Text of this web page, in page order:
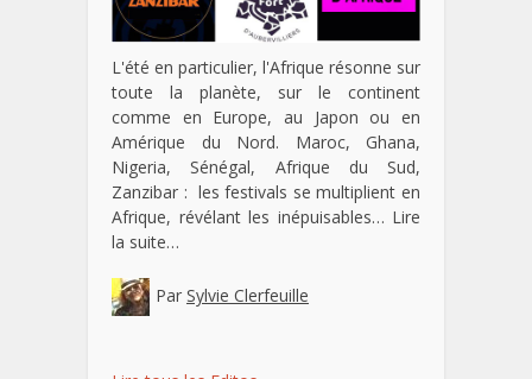
L'été en particulier, l'Afrique résonne sur
toute la planète, sur le continent
comme en Europe, au Japon ou en
Amérique du Nord. Maroc, Ghana,
Nigeria, Sénégal, Afrique du Sud,
Zanzibar : les festivals se multiplient en
Afrique, révélant les inépuisables… Lire
la suite…
Par Sylvie Clerfeuille